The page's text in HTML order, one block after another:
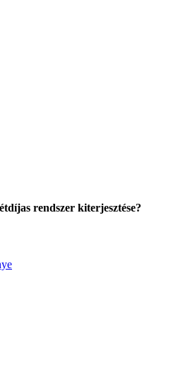
rendszer kiterjesztése?